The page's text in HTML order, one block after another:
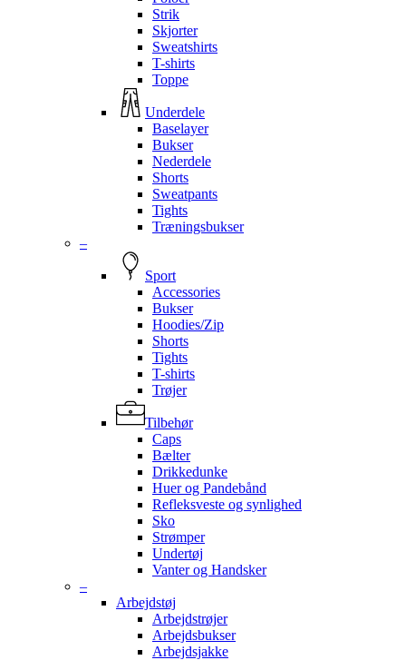
Strik
Skjorter
Sweatshirts
T-shirts
Toppe
Underdele
Baselayer
Bukser
Nederdele
Shorts
Sweatpants
Tights
Træningsbukser
–
Sport
Accessories
Bukser
Hoodies/Zip
Shorts
Tights
T-shirts
Trøjer
Tilbehør
Caps
Bælter
Drikkedunke
Huer og Pandebånd
Refleksveste og synlighed
Sko
Strømper
Undertøj
Vanter og Handsker
–
Arbejdstøj
Arbejdstrøjer
Arbejdsbukser
Arbejdsjakke